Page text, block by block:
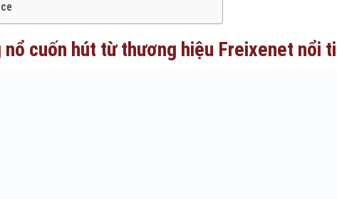
cuốn hút từ thương hiệu Freixenet nổi